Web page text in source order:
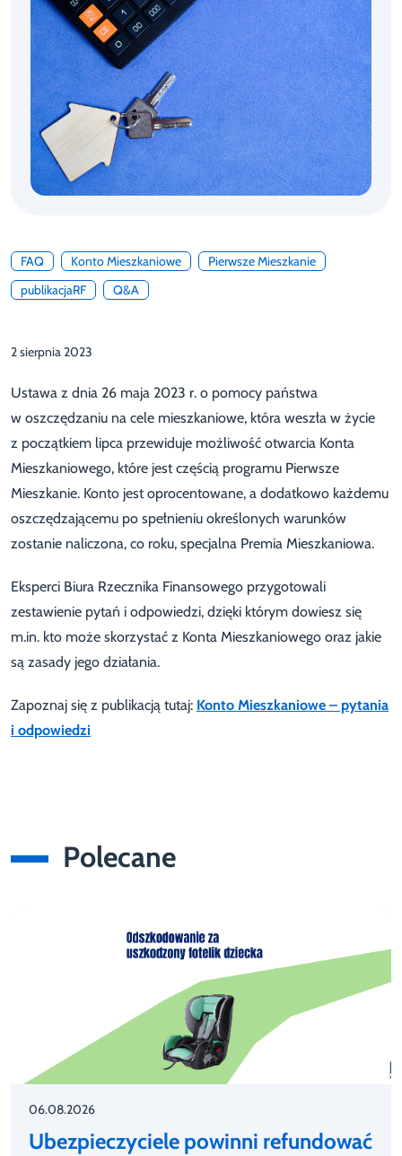
FAQ Konto Mieszkaniowe
Pierwsze Mieszkanie
publikacjaRF
Q&A
2 sierpnia 2023
Ustawa z dnia 26 maja 2023 r. o pomocy państwa
w oszczędzaniu na cele mieszkaniowe, która weszła w życie
z początkiem lipca przewiduje możliwość otwarcia Konta
Mieszkaniowego, które jest częścią programu Pierwsze
Mieszkanie. Konto jest oprocentowane, a dodatkowo każdemu
oszczędzającemu po spełnieniu określonych warunków
zostanie naliczona, co roku, specjalna Premia Mieszkaniowa.
Eksperci Biura Rzecznika Finansowego przygotowali
zestawienie pytań i odpowiedzi, dzięki którym dowiesz się
m.in. kto może skorzystać z Konta Mieszkaniowego oraz jakie
są zasady jego działania.
Zapoznaj się z publikacją tutaj: Konto Mieszkaniowe – pytania
i odpowiedzi
Polecane
06.08.2026
Ubezpieczyciele powinni refundować